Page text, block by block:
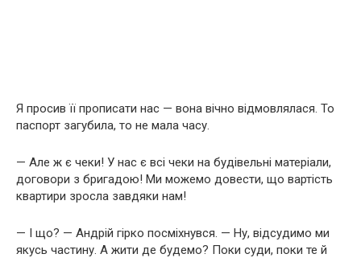
Я просив її прописати нас — вона вічно відмовлялася. То
паспорт загубила, то не мала часу.
— Але ж є чеки! У нас є всі чеки на будівельні матеріали,
договори з бригадою! Ми можемо довести, що вартість
квартири зросла завдяки нам!
— І що? — Андрій гірко посміхнувся. — Ну, відсудимо ми
якусь частину. А жити де будемо? Поки суди, поки те й